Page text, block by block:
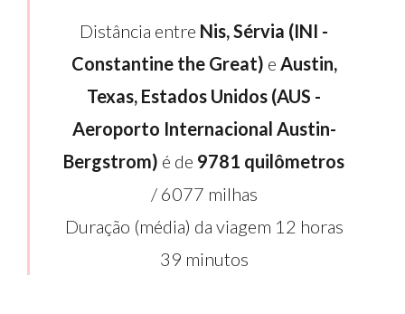
Distância entre Nis, Sérvia (INI -
Constantine the Great) e Austin,
Texas, Estados Unidos (AUS -
Aeroporto Internacional Austin-
Bergstrom) é de 9781 quilômetros
/ 6077 milhas
Duração (média) da viagem 12 horas
39 minutos